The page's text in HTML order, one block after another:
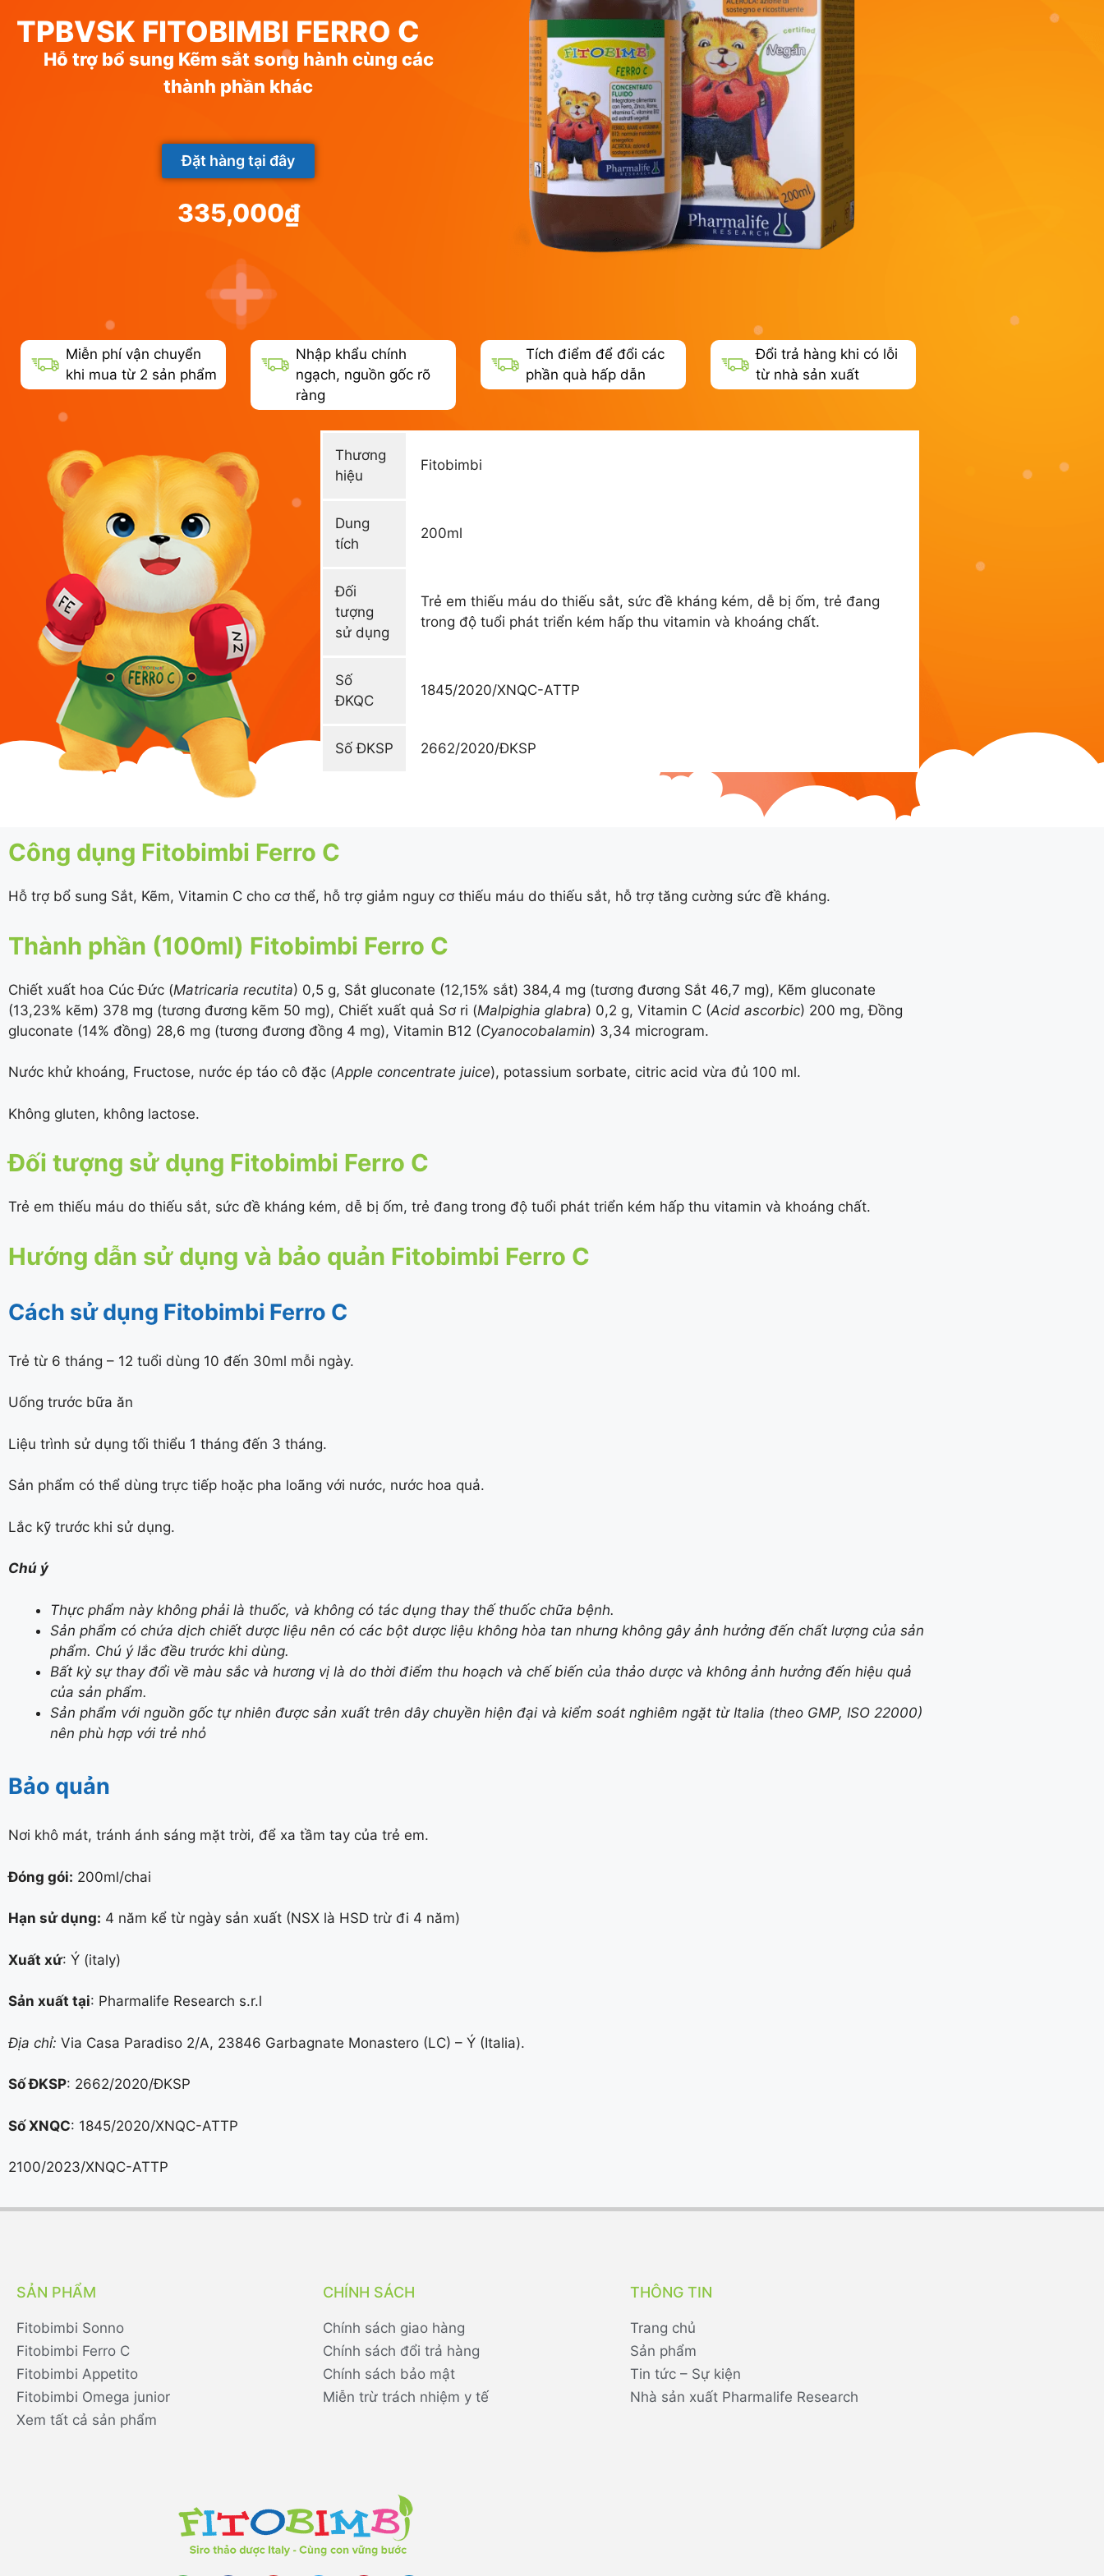
TPBVSK FITOBIMBI FERRO C
Hỗ trợ bổ sung Kẽm sắt song hành cùng các
thành phần khác
Đặt hàng tại đây
335,000₫
Miễn phí vận chuyển
khi mua từ 2 sản phẩm
Nhập khẩu chính
ngạch, nguồn gốc rõ
ràng
Tích điểm để đổi các
phần quà hấp dẫn
Đổi trả hàng khi có lỗi
từ nhà sản xuất
Thương
hiệu
Fitobimbi
Dung
tích
200ml
Đối
tượng
sử dụng
Trẻ em thiếu máu do thiếu sắt, sức đề kháng kém, dễ bị ốm, trẻ đang
trong độ tuổi phát triển kém hấp thu vitamin và khoáng chất.
Số
ĐKQC
1845/2020/XNQC-ATTP
Số ĐKSP 2662/2020/ĐKSP
Công dụng Fitobimbi Ferro C
Hỗ trợ bổ sung Sắt, Kẽm, Vitamin C cho cơ thể, hỗ trợ giảm nguy cơ thiếu máu do thiếu sắt, hỗ trợ tăng cường sức đề kháng.
Thành phần (100ml) Fitobimbi Ferro C
Chiết xuất hoa Cúc Đức (Matricaria recutita) 0,5 g, Sắt gluconate (12,15% sắt) 384,4 mg (tương đương Sắt 46,7 mg), Kẽm gluconate
(13,23% kẽm) 378 mg (tương đương kẽm 50 mg), Chiết xuất quả Sơ ri (Malpighia glabra) 0,2 g, Vitamin C (Acid ascorbic) 200 mg, Đồng
gluconate (14% đồng) 28,6 mg (tương đương đồng 4 mg), Vitamin B12 (Cyanocobalamin) 3,34 microgram.
Nước khử khoáng, Fructose, nước ép táo cô đặc (Apple concentrate juice), potassium sorbate, citric acid vừa đủ 100 ml.
Không gluten, không lactose.
Đối tượng sử dụng Fitobimbi Ferro C
Trẻ em thiếu máu do thiếu sắt, sức đề kháng kém, dễ bị ốm, trẻ đang trong độ tuổi phát triển kém hấp thu vitamin và khoáng chất.
Hướng dẫn sử dụng và bảo quản Fitobimbi Ferro C
Cách sử dụng Fitobimbi Ferro C
Trẻ từ 6 tháng – 12 tuổi dùng 10 đến 30ml mỗi ngày.
Uống trước bữa ăn
Liệu trình sử dụng tối thiểu 1 tháng đến 3 tháng.
Sản phẩm có thể dùng trực tiếp hoặc pha loãng với nước, nước hoa quả.
Lắc kỹ trước khi sử dụng.
Chú ý
Thực phẩm này không phải là thuốc, và không có tác dụng thay thế thuốc chữa bệnh.
Sản phẩm có chứa dịch chiết dược liệu nên có các bột dược liệu không hòa tan nhưng không gây ảnh hưởng đến chất lượng của sản
phẩm. Chú ý lắc đều trước khi dùng.
Bất kỳ sự thay đổi về màu sắc và hương vị là do thời điểm thu hoạch và chế biến của thảo dược và không ảnh hưởng đến hiệu quả
của sản phẩm.
Sản phẩm với nguồn gốc tự nhiên được sản xuất trên dây chuyền hiện đại và kiểm soát nghiêm ngặt từ Italia (theo GMP, ISO 22000)
nên phù hợp với trẻ nhỏ
Bảo quản
Nơi khô mát, tránh ánh sáng mặt trời, để xa tầm tay của trẻ em.
Đóng gói: 200ml/chai
Hạn sử dụng: 4 năm kể từ ngày sản xuất (NSX là HSD trừ đi 4 năm)
Xuất xứ: Ý (italy)
Sản xuất tại: Pharmalife Research s.r.l
Địa chỉ: Via Casa Paradiso 2/A, 23846 Garbagnate Monastero (LC) – Ý (Italia).
Số ĐKSP: 2662/2020/ĐKSP
Số XNQC: 1845/2020/XNQC-ATTP
2100/2023/XNQC-ATTP
SẢN PHẨM
Fitobimbi Sonno
Fitobimbi Ferro C
Fitobimbi Appetito
Fitobimbi Omega junior
Xem tất cả sản phẩm
CHÍNH SÁCH
Chính sách giao hàng
Chính sách đổi trả hàng
Chính sách bảo mật
Miễn trừ trách nhiệm y tế
THÔNG TIN
Trang chủ
Sản phẩm
Tin tức – Sự kiện
Nhà sản xuất Pharmalife Research